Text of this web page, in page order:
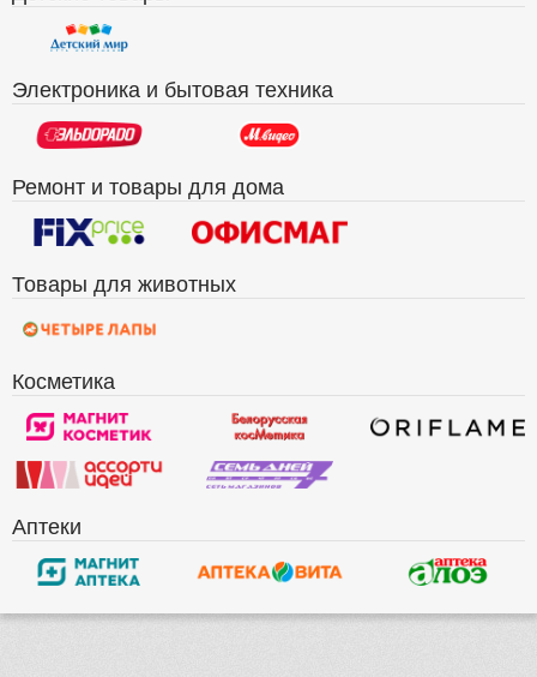
Электроника и бытовая техника
Ремонт и товары для дома
Товары для животных
Косметика
Аптеки